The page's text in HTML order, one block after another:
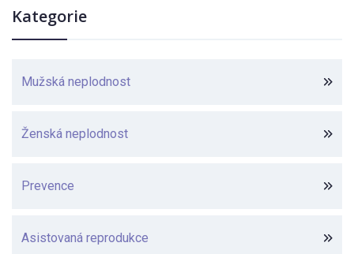
Kategorie
Mužská neplodnost
Ženská neplodnost
Prevence
Asistovaná reprodukce